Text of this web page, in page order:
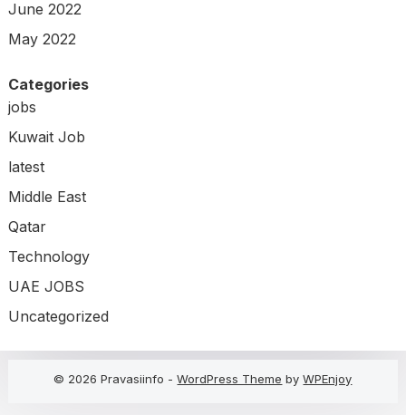
June 2022
May 2022
Categories
jobs
Kuwait Job
latest
Middle East
Qatar
Technology
UAE JOBS
Uncategorized
© 2026 Pravasiinfo -WordPress Theme byWPEnjoy